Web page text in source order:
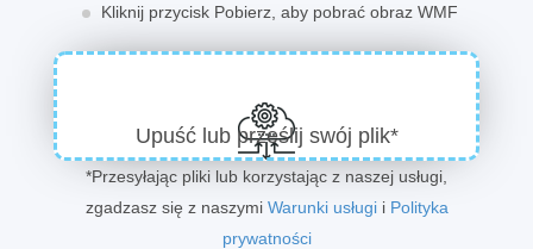
Kliknij przycisk Pobierz, aby pobrać obraz WMF
Upuść lub prześlij swój plik*
*Przesyłając pliki lub korzystając z naszej usługi,
zgadzasz się z naszymi Warunki usługii Polityka
prywatności